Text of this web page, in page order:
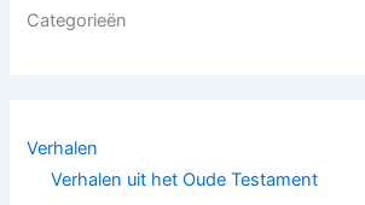
Categorieën
Verhalen
Verhalen uit het Oude Testament